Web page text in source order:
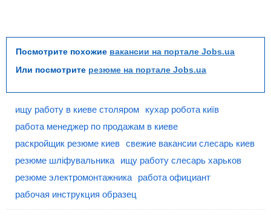
Посмотрите похожие вакансии на портале Jobs.ua
Или посмотрите резюме на портале Jobs.ua
ищу работу в киеве столяром
кухар робота київ
работа менеджер по продажам в киеве
раскройщик резюме киев свежие вакансии слесарь киев
резюме шліфувальника
ищу работу слесарь харьков
резюме электромонтажника
работа официант
рабочая инструкция образец